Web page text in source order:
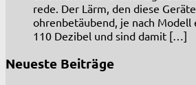
rede. Der Lärm, den diese
ohrenbetäubend, je nach Modell
110 Dezibel und sind damit […]
Neueste Beiträge